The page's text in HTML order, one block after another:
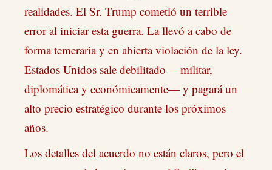
realidades. El Sr. Trump cometió un terrible
error al iniciar esta guerra. La llevó a cabo de
forma temeraria y en abierta violación de la ley.
Estados Unidos sale debilitado —militar,
diplomática y económicamente— y pagará un
alto precio estratégico durante los próximos
años.
Los detalles del acuerdo no están claros, pero el